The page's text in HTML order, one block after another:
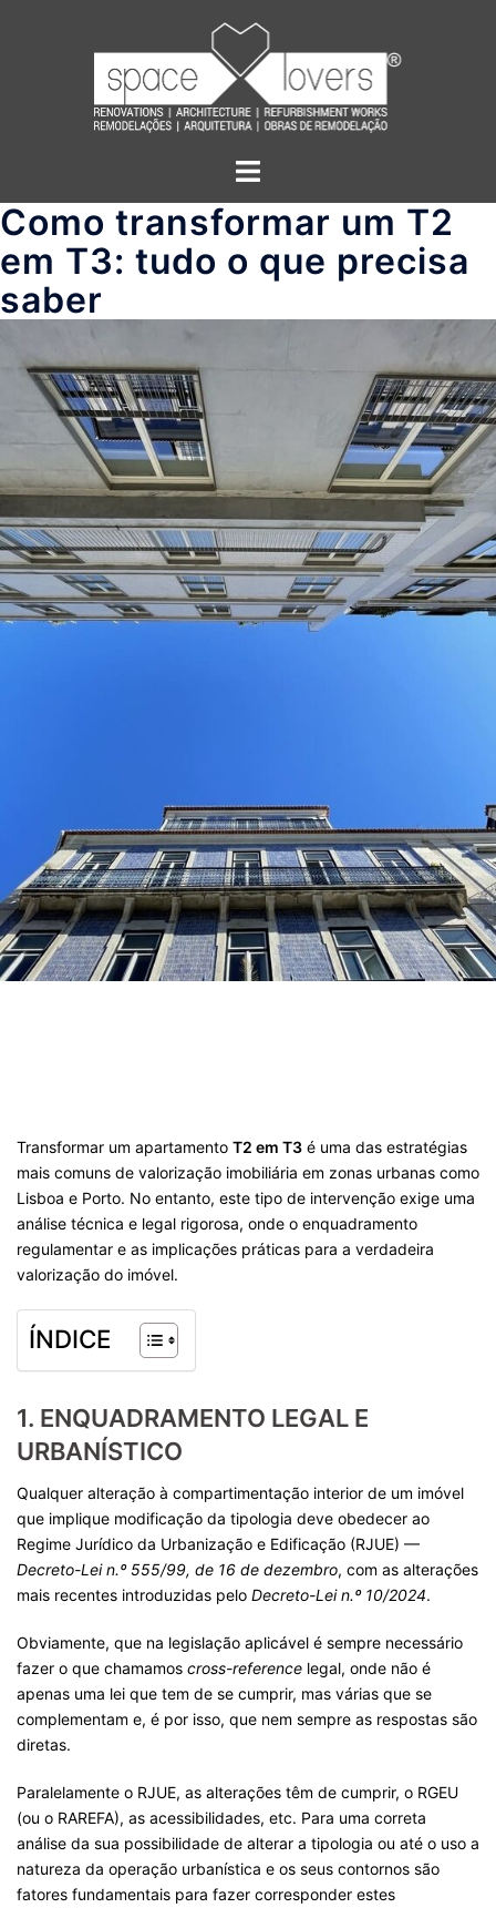
Alternar
Como transformar um T2
em T3: tudo o que precisa
saber
Transformar um apartamento T2 em T3 é uma das estratégias
mais comuns de valorização imobiliária em zonas urbanas como
Lisboa e Porto. No entanto, este tipo de intervenção exige uma
análise técnica e legal rigorosa, onde o enquadramento
regulamentar e as implicações práticas para a verdadeira
valorização do imóvel.
ÍNDICE
1. ENQUADRAMENTO LEGAL E
URBANÍSTICO
Qualquer alteração à compartimentação interior de um imóvel
que implique modificação da tipologia deve obedecer ao
Regime Jurídico da Urbanização e Edificação (RJUE) —
Decreto-Lei n.º 555/99, de 16 de dezembro, com as alterações
mais recentes introduzidas pelo Decreto-Lei n.º 10/2024.
Obviamente, que na legislação aplicável é sempre necessário
fazer o que chamamos cross-reference legal, onde não é
apenas uma lei que tem de se cumprir, mas várias que se
complementam e, é por isso, que nem sempre as respostas são
diretas.
Paralelamente o RJUE, as alterações têm de cumprir, o RGEU
(ou o RAREFA), as acessibilidades, etc. Para uma correta
análise da sua possibilidade de alterar a tipologia ou até o uso a
natureza da operação urbanística e os seus contornos são
fatores fundamentais para fazer corresponder estes